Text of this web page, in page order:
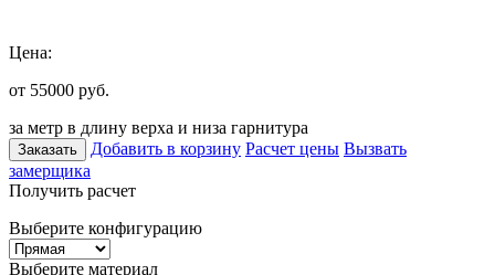
Цена:
от 55000 руб.
за метр в длину верха и низа гарнитура
Заказать Добавить в корзину Расчет цены Вызвать
замерщика
Получить расчет
Выберите конфигурацию
Выберите материал